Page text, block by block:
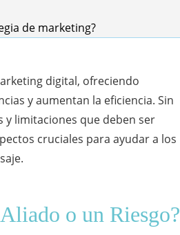
de marketing?
digital, ofreciendo
y aumentan la eficiencia. Sin
limitaciones que deben ser
cruciales para ayudar a los
o un Riesgo?